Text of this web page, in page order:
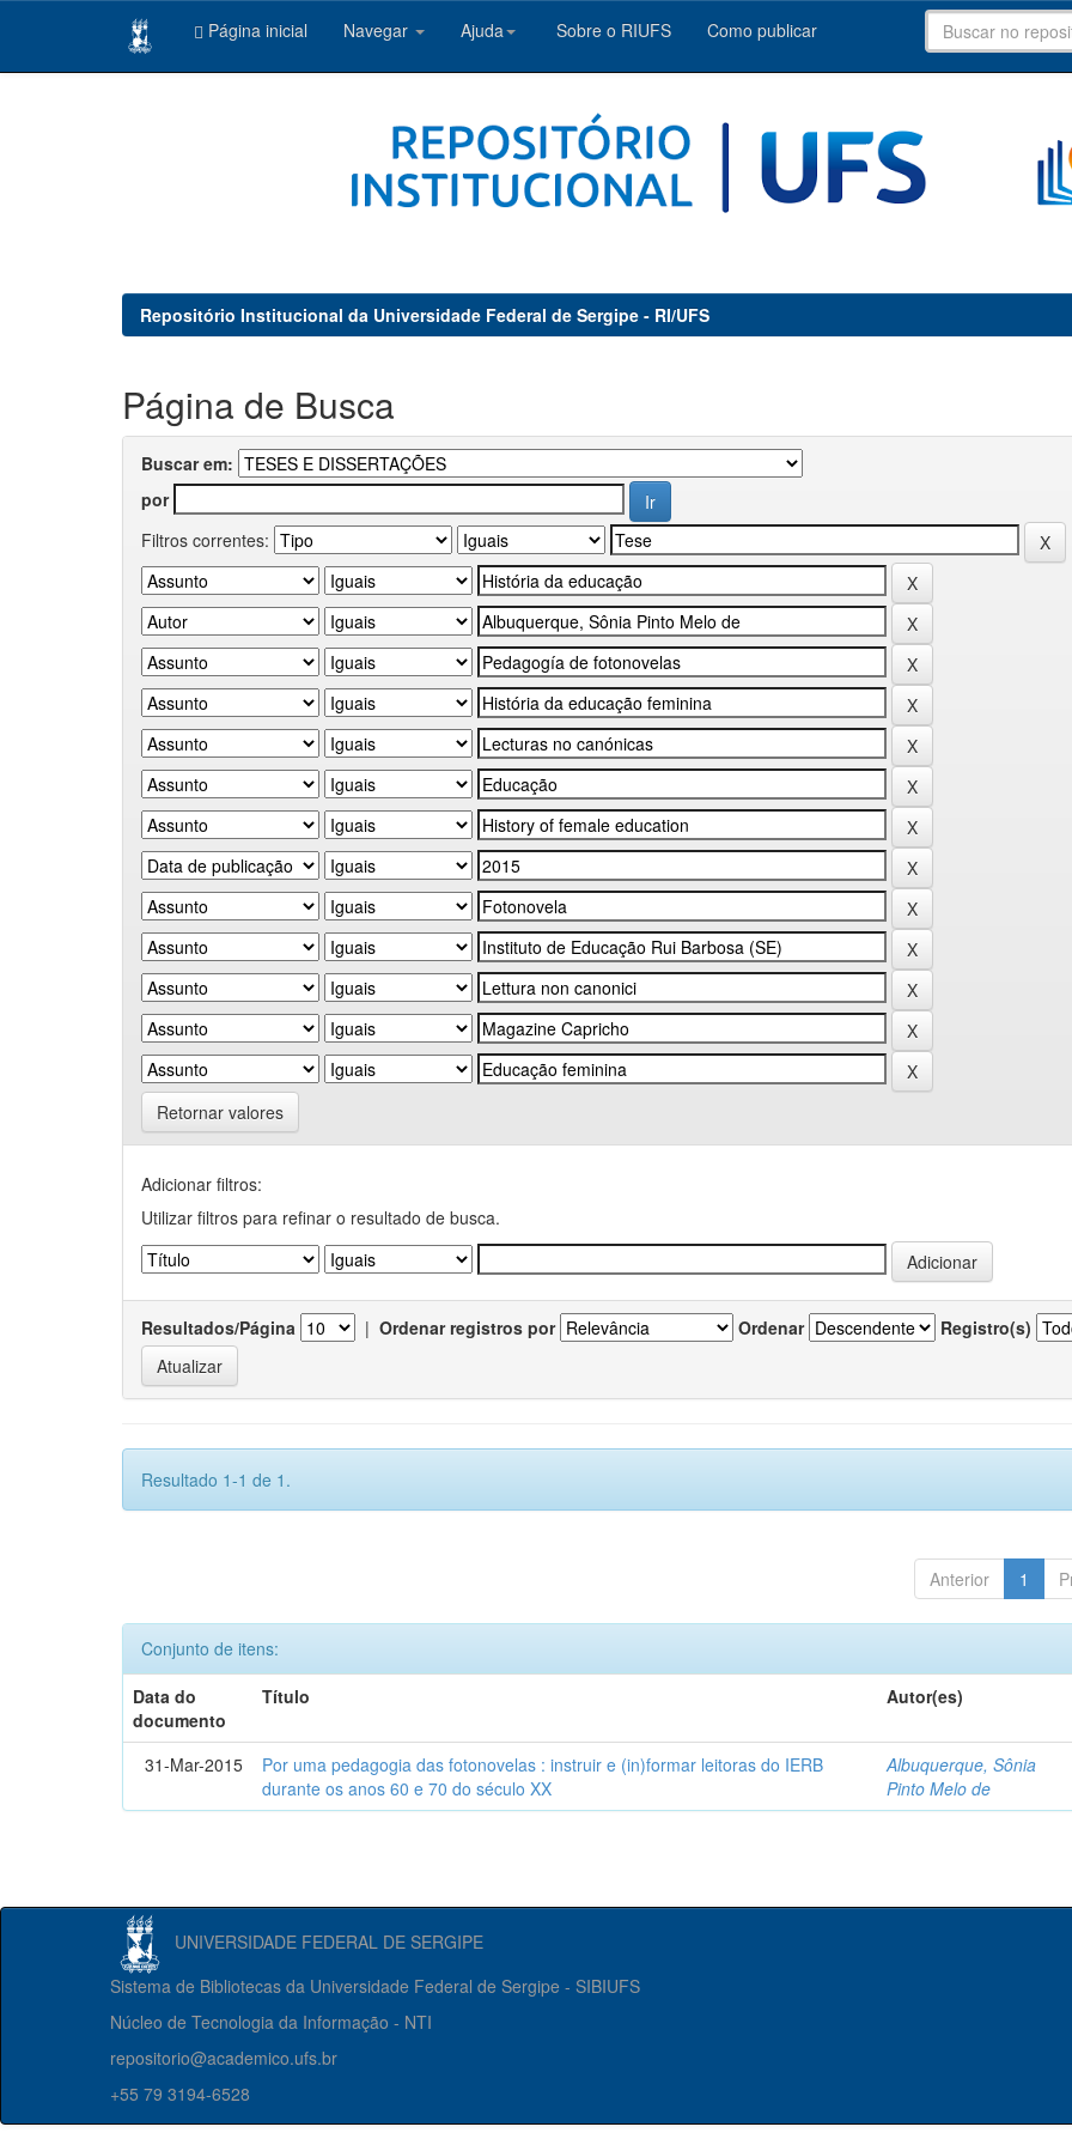
Página inicial Navegar Ajuda Sobre o RIUFS Como publicar
Repositório Institucional da Universidade Federal de Sergipe - RI/UFS
Página de Busca
Buscar em:
por
Filtros correntes:
Retornar valores
Adicionar filtros:
Utilizar filtros para refinar o resultado de busca.
Resultados/Página | Ordenar registros por Ordenar Registro(s)
Resultado 1-1 de 1.
Anterior 1
Conjunto de itens:
Data do
documento
Título Autor(es)
31-Mar-2015
Por uma pedagogia das fotonovelas : instruir e (in)formar leitoras do IERB
durante os anos 60 e 70 do século XX
Albuquerque, Sônia
Pinto Melo de
UNIVERSIDADE FEDERAL DE SERGIPE
Sistema de Bibliotecas da Universidade Federal de Sergipe - SIBIUFS
Núcleo de Tecnologia da Informação - NTI
repositorio@academico.ufs.br
+55 79 3194-6528